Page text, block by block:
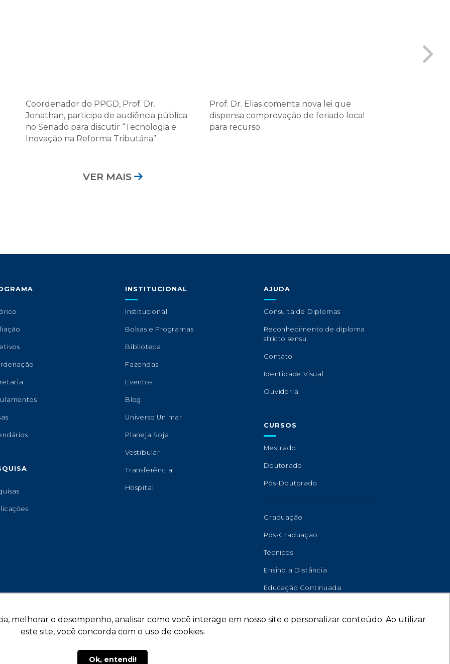
melhorar o desempenho, analisar como você interage em nosso site e personalizar conteúdo. Ao utilizar
este site, você concorda com o uso de cookies.
Ok, entendi!
Coordenador do PPGD, Prof. Dr.
Jonathan, participa de audiência pública
no Senado para discutir “Tecnologia e
Inovação na Reforma Tributária”
Prof. Dr. Elias comenta nova lei que
dispensa comprovação de feriado local
para recurso
VER MAIS
INSTITUCIONAL
Institucional
Bolsas e Programas
Biblioteca
Fazendas
Eventos
Blog
Universo Unimar
Planeja Soja
Vestibular
Transferência
Hospital
AJUDA
Consulta de Diplomas
Reconhecimento de diploma
stricto sensu
Contato
Identidade Visual
Ouvidoria
CURSOS
Mestrado
Doutorado
Pós-Doutorado
Graduação
Pós-Graduação
Técnicos
Ensino a Distância
Educação Continuada
Copyright © 2026 - Universidade de Marília.